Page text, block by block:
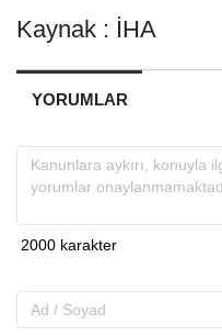
Kaynak : İHA
YORUMLAR